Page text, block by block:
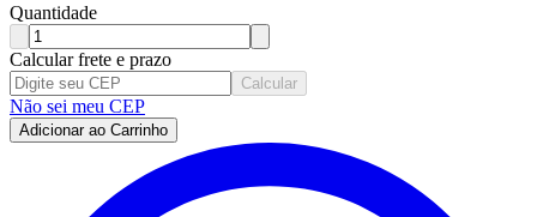
Quantidade
Calcular frete e prazo
Calcular
Não sei meu CEP
Adicionar ao Carrinho